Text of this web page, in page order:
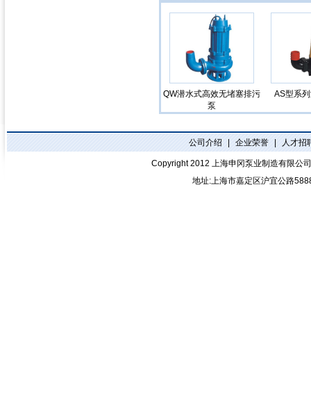
QW潜水式高效无堵塞排污
泵
AS型系
公司介绍 企业荣誉 人才招
Copyright 2012 上海申冈泵业制造有限公司
地址:上海市嘉定区沪宜公路